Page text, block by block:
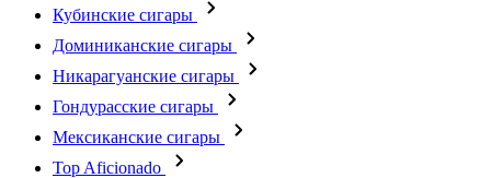
Кубинские сигары
Доминиканские сигары
Никарагуанские сигары
Гондурасские сигары
Мексиканские сигары
Top Aficionado